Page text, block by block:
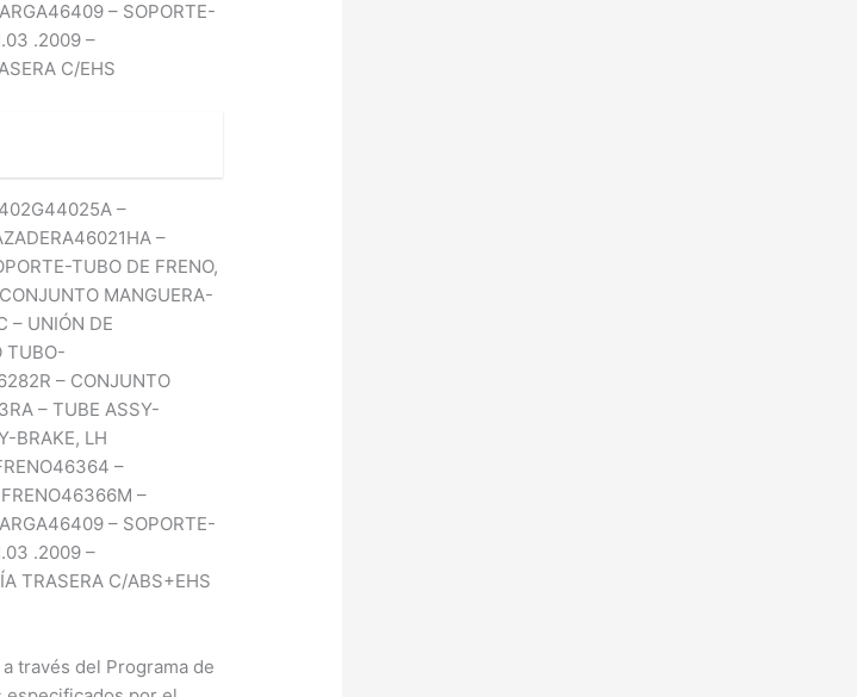
– SOPORTE-
.2009 –
C/EHS
–
–
TUBO DE FRENO,
MANGUERA-
– UNIÓN DE
TUBO-
– CONJUNTO
– TUBE ASSY-
BRAKE, LH
–
–
– SOPORTE-
.2009 –
TRASERA C/ABS+EHS
través del Programa de